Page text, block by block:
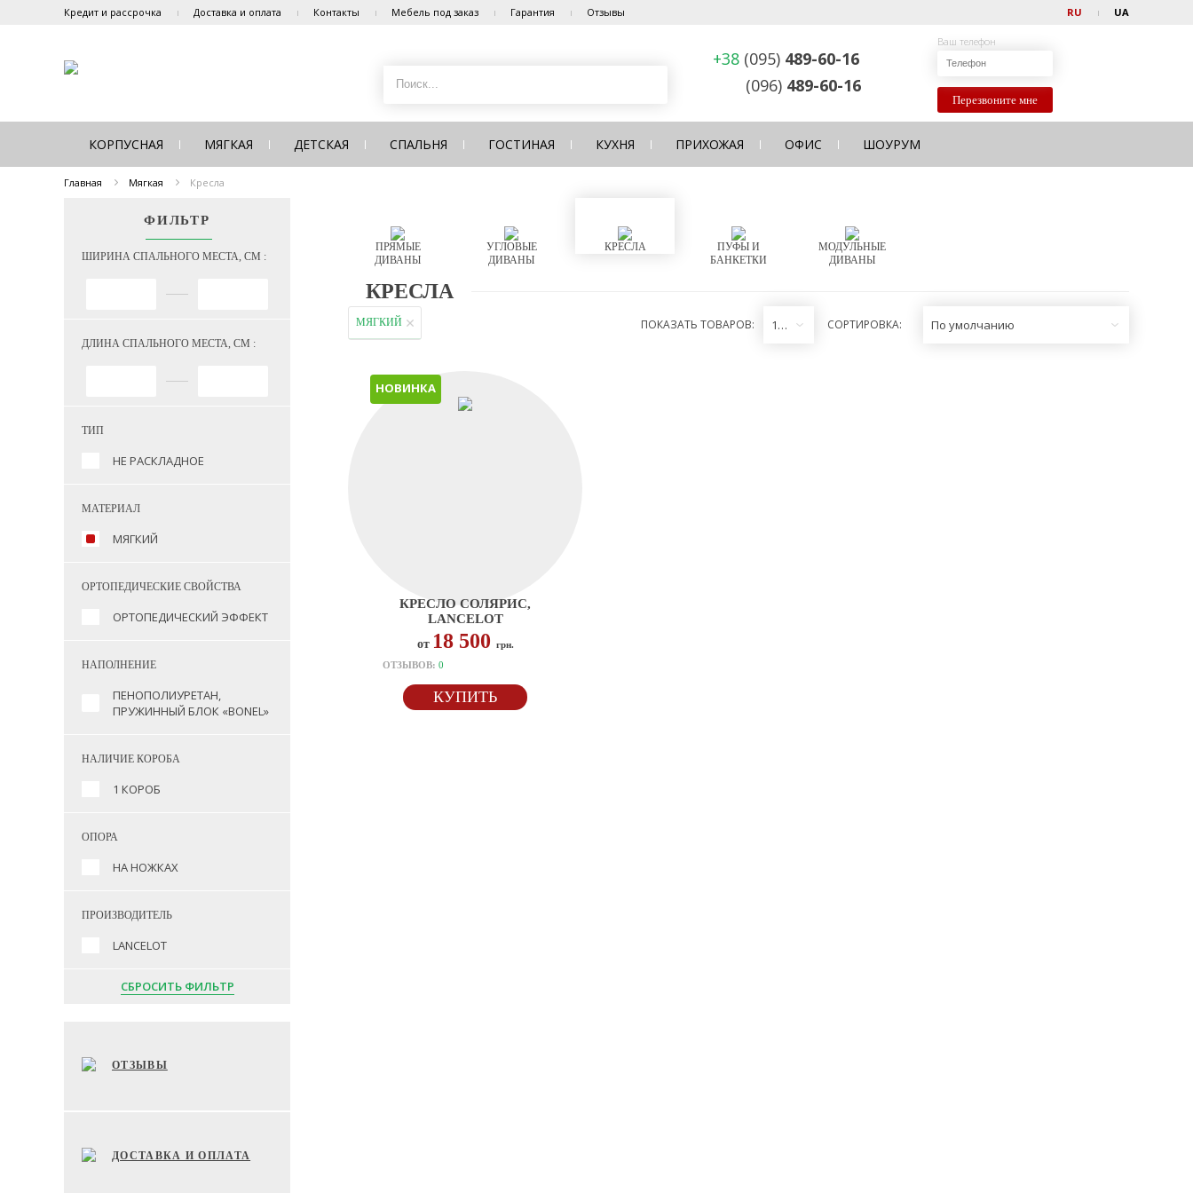
Кредит и рассрочка Доставка и оплата Контакты Мебель под заказ Гарантия Отзывы RU UA
+38 (095) 489-60-16
(096) 489-60-16
Ваш телефон
Перезвоните мне
КОРПУСНАЯ МЯГКАЯ ДЕТСКАЯ СПАЛЬНЯ ГОСТИНАЯ КУХНЯ ПРИХОЖАЯ ОФИС ШОУРУМ
Главная Мягкая Кресла
ФИЛЬТР
ШИРИНА СПАЛЬНОГО МЕСТА, СМ :
ДЛИНА СПАЛЬНОГО МЕСТА, СМ :
ТИП
НЕ РАСКЛАДНОЕ
МАТЕРИАЛ
МЯГКИЙ
ОРТОПЕДИЧЕСКИЕ СВОЙСТВА
ОРТОПЕДИЧЕСКИЙ ЭФФЕКТ
НАПОЛНЕНИЕ
ПЕНОПОЛИУРЕТАН,
ПРУЖИННЫЙ БЛОК «BONEL»
НАЛИЧИЕ КОРОБА
1 КОРОБ
ОПОРА
НА НОЖКАХ
ПРОИЗВОДИТЕЛЬ
LANCELOT
СБРОСИТЬ ФИЛЬТР
ОТЗЫВЫ
ДОСТАВКА И ОПЛАТА
ПРЯМЫЕ
ДИВАНЫ
УГЛОВЫЕ
ДИВАНЫ
КРЕСЛА
ПУФЫ И
БАНКЕТКИ
МОДУЛЬНЫЕ
ДИВАНЫ
КРЕСЛА
МЯГКИЙ ПОКАЗАТЬ ТОВАРОВ: 12 СОРТИРОВКА: По умолчанию
НОВИНКА
КРЕСЛО СОЛЯРИС,
LANCELOT
от 18 500 грн.
ОТЗЫВОВ: 0
КУПИТЬ